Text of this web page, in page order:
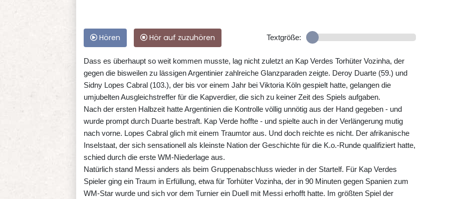
Hören Hör auf zuzuhören Textgröße:
Dass es überhaupt so weit kommen musste, lag nicht zuletzt an Kap Verdes Torhüter Vozinha, der
gegen die bisweilen zu lässigen Argentinier zahlreiche Glanzparaden zeigte. Deroy Duarte (59.) und
Sidny Lopes Cabral (103.), der bis vor einem Jahr bei Viktoria Köln gespielt hatte, gelangen die
umjubelten Ausgleichstreffer für die Kapverdier, die sich zu keiner Zeit des Spiels aufgaben.
Nach der ersten Halbzeit hatte Argentinien die Kontrolle völlig unnötig aus der Hand gegeben - und
wurde prompt durch Duarte bestraft. Kap Verde hoffte - und spielte auch in der Verlängerung mutig
nach vorne. Lopes Cabral glich mit einem Traumtor aus. Und doch reichte es nicht. Der afrikanische
Inselstaat, der sich sensationell als kleinste Nation der Geschichte für die K.o.-Runde qualifiziert hatte,
schied durch die erste WM-Niederlage aus.
Natürlich stand Messi anders als beim Gruppenabschluss wieder in der Startelf. Für Kap Verdes
Spieler ging ein Traum in Erfüllung, etwa für Torhüter Vozinha, der in 90 Minuten gegen Spanien zum
WM-Star wurde und sich vor dem Turnier ein Duell mit Messi erhofft hatte. Im größten Spiel der